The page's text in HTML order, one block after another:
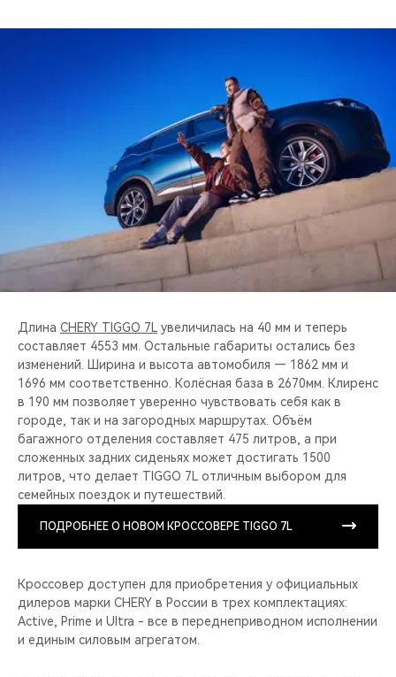
Длина CHERY TIGGO 7L увеличилась на 40 мм и теперь
составляет 4553 мм. Остальные габариты остались без
изменений. Ширина и высота автомобиля — 1862 мм и
1696 мм соответственно. Колёсная база в 2670мм. Клиренс
в 190 мм позволяет уверенно чувствовать себя как в
городе, так и на загородных маршрутах. Объём
багажного отделения составляет 475 литров, а при
сложенных задних сиденьях может достигать 1500
литров, что делает TIGGO 7L отличным выбором для
семейных поездок и путешествий.
ПОДРОБНЕЕ О НОВОМ КРОССОВЕРЕ TIGGO 7L
Кроссовер доступен для приобретения у официальных
дилеров марки CHERY в России в трех комплектациях:
Active, Prime и Ultra - все в переднеприводном исполнении
и единым силовым агрегатом.